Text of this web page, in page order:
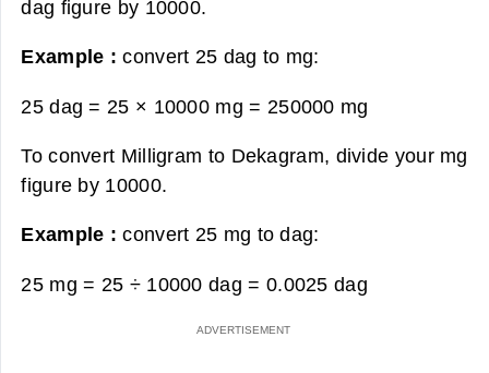
dag figure by 10000.
Example :convert 25 dag to mg:
25 dag = 25 × 10000 mg = 250000 mg
To convert Milligram to Dekagram, divide your mg
figure by 10000.
Example :convert 25 mg to dag:
25 mg = 25 ÷ 10000 dag = 0.0025 dag